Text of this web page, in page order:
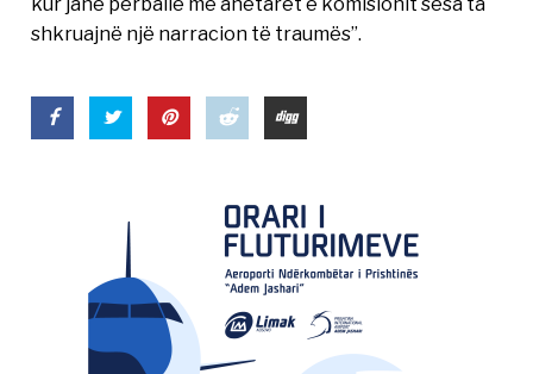
shkruajnë një narracion të traumës”.